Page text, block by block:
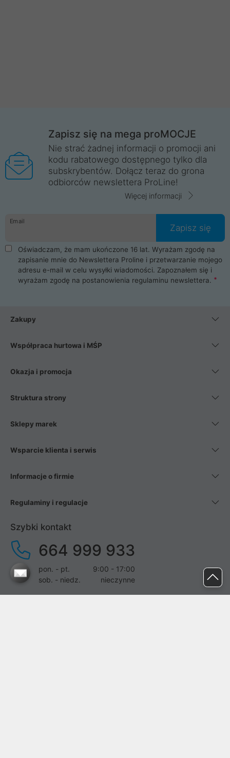
Zapisz się na mega proMOCJE
Nie strać żadnej informacji o promocji ani
kodu rabatowego dostępnego tylko dla
subskrybentów. Dołącz teraz do grona
odbiorców newslettera ProLine!
Więcej informacji
Email
Zapisz się
Oświadczam, że mam ukończone 16 lat. Wyrażam zgodę na
zapisanie mnie do Newslettera Proline i przetwarzanie mojego
adresu e-mail w celu wysyłki wiadomości. Zapoznałem się i
wyrażam zgodę na postanowienia regulaminu newslettera.
Zakupy
Współpraca hurtowa i MŚP
Okazja i promocja
Struktura strony
Sklepy marek
Wsparcie klienta i serwis
Informacje o firmie
Regulaminy i regulacje
Szybki kontakt
664 999 933
pon. - pt.
9:00 - 17:00
sob. - niedz.
nieczynne